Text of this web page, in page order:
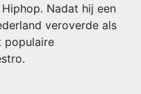
Nadat hij een
veroverde als
populaire